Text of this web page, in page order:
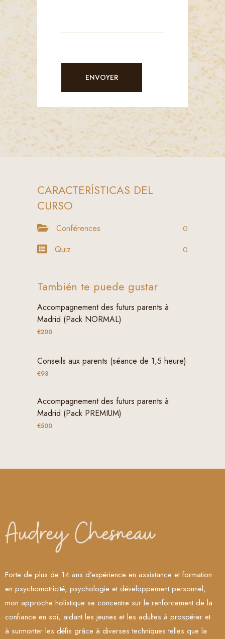
CARACTERÍSTICAS DEL
CURSO
Conférences 0
Quiz 0
También te puede gustar
Accompagnement des futurs parents à
Madrid (Pack NORMAL)
€200
Conseils aux parents (séance de 1,5 heure)
€98
Accompagnement des futurs parents à
Madrid (Pack PREMIUM)
€500
Forte de plus de 14 ans d’expérience en assistance et formation
en psychomotricité, psychologie et développement personnel,
mon approche holistique se concentre sur le renforcement de la
confiance en soi, aidant les jeunes et les adultes à prospérer et
à surmonter les défis grâce à diverses techniques telles que la